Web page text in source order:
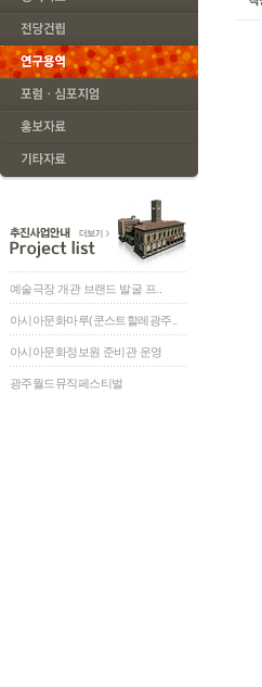
예술극장 개관 브랜드 발굴 프..
아시아문화마루(쿤스트할레광주..
아시아문화정보원 준비관 운영
광주월드뮤직페스티벌